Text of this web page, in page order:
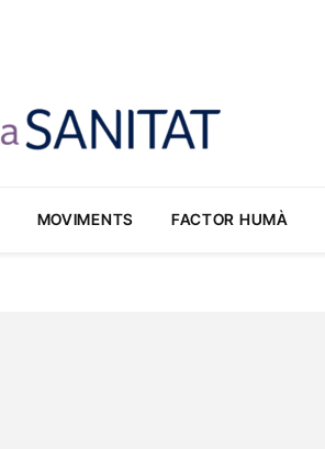
MOVIMENTS FACTOR HUMÀ